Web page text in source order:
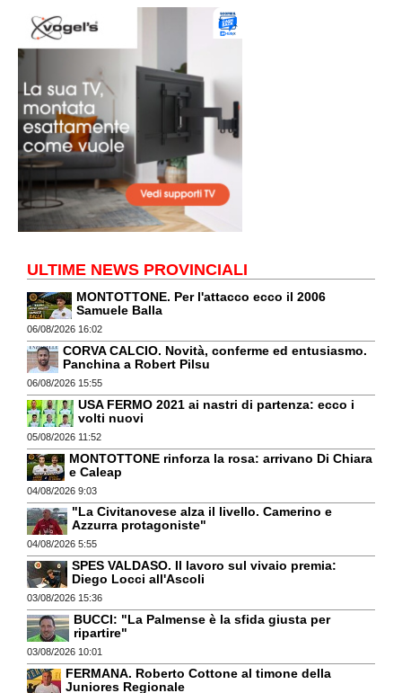
ULTIME NEWS PROVINCIALI
MONTOTTONE. Per l'attacco ecco il 2006
Samuele Balla
06/08/2026 16:02
CORVA CALCIO. Novità, conferme ed entusiasmo.
Panchina a Robert Pilsu
06/08/2026 15:55
USA FERMO 2021 ai nastri di partenza: ecco i
volti nuovi
05/08/2026 11:52
MONTOTTONE rinforza la rosa: arrivano Di Chiara
e Caleap
04/08/2026 9:03
"La Civitanovese alza il livello. Camerino e
Azzurra protagoniste"
04/08/2026 5:55
SPES VALDASO. Il lavoro sul vivaio premia:
Diego Locci all'Ascoli
03/08/2026 15:36
BUCCI: "La Palmense è la sfida giusta per
ripartire"
03/08/2026 10:01
FERMANA. Roberto Cottone al timone della
Juniores Regionale